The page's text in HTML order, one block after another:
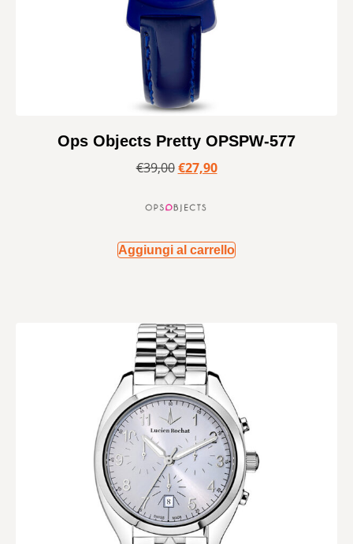
Ops Objects Pretty OPSPW-577
€39,00 €27,90
Aggiungi al carrello